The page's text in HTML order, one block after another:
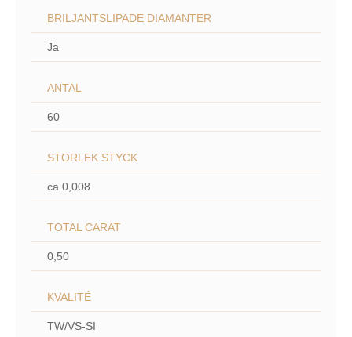
BRILJANTSLIPADE DIAMANTER
Ja
ANTAL
60
STORLEK STYCK
ca 0,008
TOTAL CARAT
0,50
KVALITÉ
TW/VS-SI